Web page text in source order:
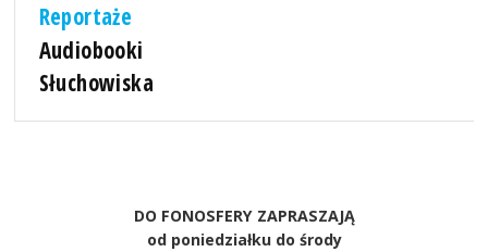
Reportaże
Audiobooki
Słuchowiska
DO FONOSFERY ZAPRASZAJĄ
od poniedziałku do środy